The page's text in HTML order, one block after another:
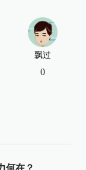
飘过
0
何在？